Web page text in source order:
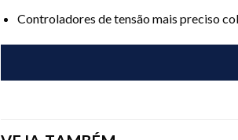
Controladores de tensão mais preciso